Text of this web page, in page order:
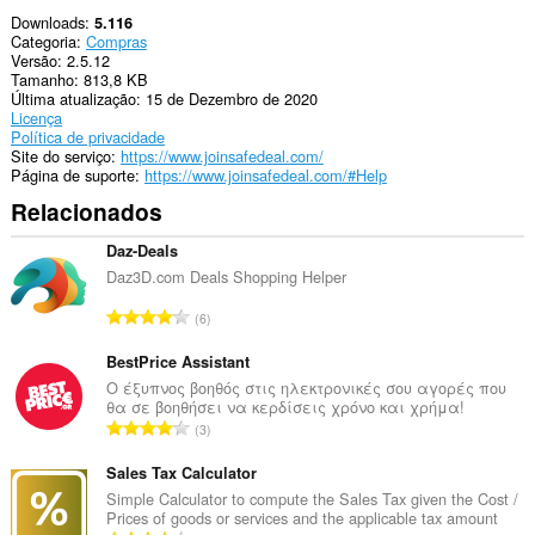
Downloads 5.116
Categoria Compras
Versão 2.5.12
Tamanho 813,8 KB
Última atualização 15 de Dezembro de 2020
Licença
Política de privacidade
Site do serviço https://www.joinsafedeal.com/
Página de suporte https://www.joinsafedeal.com/#Help
Relacionados
Daz-Deals
Daz3D.com Deals Shopping Helper
N
m
e
r
o
o
t
6
BestPrice Assistant
Ο έξυπνος βοηθός στις ηλεκτρονικές σου αγορές που
θα σε βοηθήσει να κερδίσεις χρόνο και χρήμα!
N
m
e
r
3
Sales Tax Calculator
Simple Calculator to compute the Sales Tax given the Cost /
Prices of goods or services and the applicable tax amount